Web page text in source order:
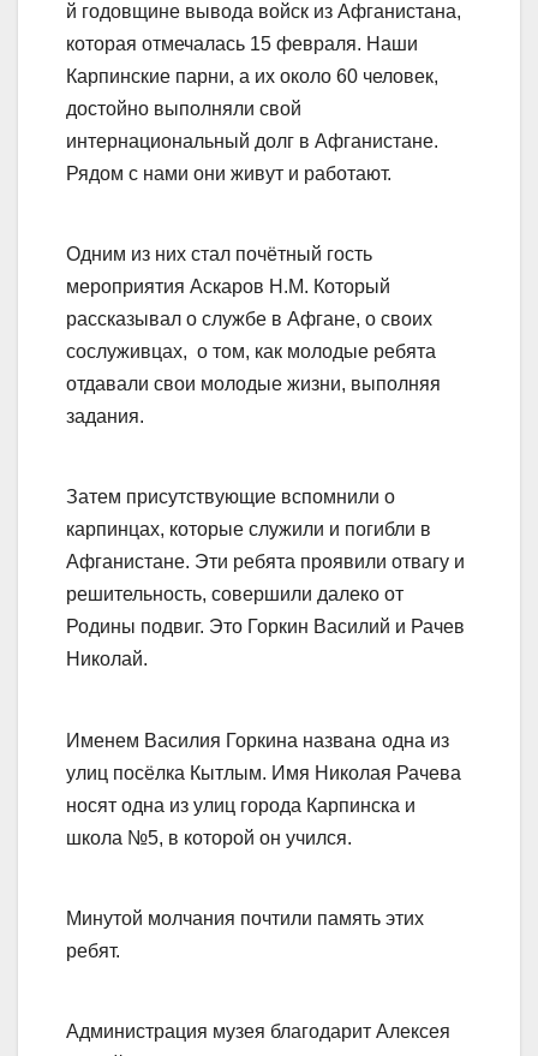
й годовщине вывода войск из Афганистана,
которая отмечалась 15 февраля. Наши
Карпинские парни, а их около 60 человек,
достойно выполняли свой
интернациональный долг в Афганистане.
Рядом с нами они живут и работают.
Одним из них стал почётный гость
мероприятия Аскаров Н.М. Который
рассказывал о службе в Афгане, о своих
сослуживцах, о том, как молодые ребята
отдавали свои молодые жизни, выполняя
задания.
Затем присутствующие вспомнили о
карпинцах, которые служили и погибли в
Афганистане. Эти ребята проявили отвагу и
решительность, совершили далеко от
Родины подвиг. Это Горкин Василий и Рачев
Николай.
Именем Василия Горкина названа одна из
улиц посёлка Кытлым. Имя Николая Рачева
носят одна из улиц города Карпинска и
школа №5, в которой он учился.
Минутой молчания почтили память этих
ребят.
Администрация музея благодарит Алексея